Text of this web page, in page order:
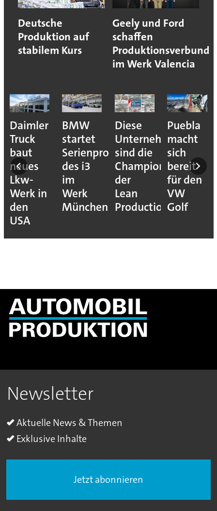
Deutsche
Produktion auf
stabilem Kurs
Geely und Ford
schaffen
Produktionsverbund
im Werk Valencia
Daimler
Truck
baut
neues
Lkw-
Werk in
den
USA
BMW
startet
Serienproduktion
des i3
im
Werk
München
Diese
Unternehmen
sind die
Champions
der
Lean
Production
Puebla
macht
sich
bereit
für den
VW
Golf
Newsletter
Aktuelle News & Themen
Exklusive Inhalte
Jetzt abonnieren